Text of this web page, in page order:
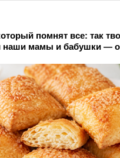
помнят все: так
наши мамы и бабушки —